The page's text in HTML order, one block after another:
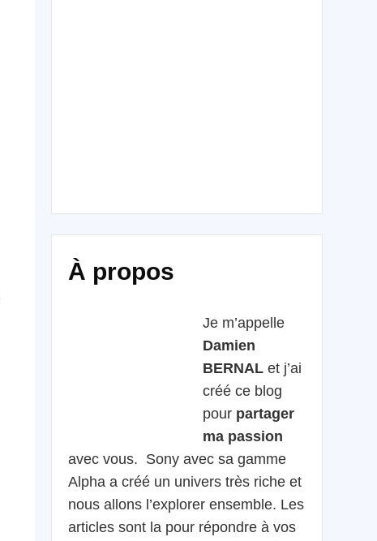
À propos
Je m’appelle
Damien
BERNAL et j’ai
créé ce blog
pour partager
ma passion
avec vous. Sony avec sa gamme
Alpha a créé un univers très riche et
nous allons l’explorer ensemble. Les
articles sont la pour répondre à vos